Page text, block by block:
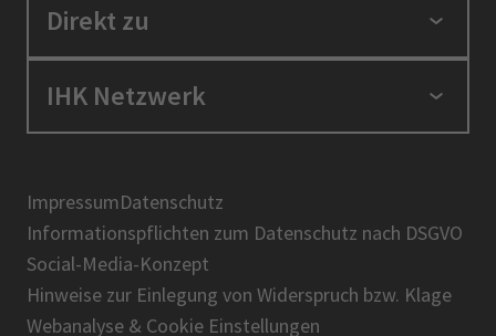
Standortpolitik
Berufszugang
Über uns
Direkt zu
Positionen
Presse
IHK-Magazin
IHK Netzwerk
BIHK
DIHK
AHK
IHK-Standortportal Bayern
ImpressumDatenschutz
Informationspflichten zum Datenschutz nach DSGVO
Social-Media-Konzept
Hinweise zur Einlegung von Widerspruch bzw. Klage
Webanalyse & Cookie Einstellungen